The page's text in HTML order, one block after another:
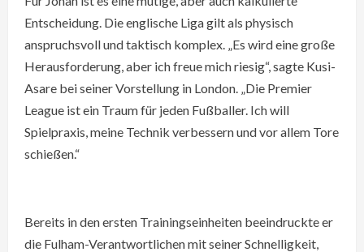
Entscheidung. Die englische Liga gilt als physisch
anspruchsvoll und taktisch komplex. „Es wird eine große
Herausforderung, aber ich freue mich riesig“, sagte Kusi-
Asare bei seiner Vorstellung in London. „Die Premier
League ist ein Traum für jeden Fußballer. Ich will
Spielpraxis, meine Technik verbessern und vor allem Tore
schießen.“
Bereits in den ersten Trainingseinheiten beeindruckte er
die Fulham-Verantwortlichen mit seiner Schnelligkeit,